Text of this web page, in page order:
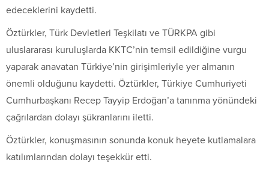
edeceklerini kaydetti.
Öztürkler, Türk Devletleri Teşkilatı ve TÜRKPA gibi
uluslararası kuruluşlarda KKTC’nin temsil edildiğine vurgu
yaparak anavatan Türkiye’nin girişimleriyle yer almanın
önemli olduğunu kaydetti. Öztürkler, Türkiye Cumhuriyeti
Cumhurbaşkanı Recep Tayyip Erdoğan’a tanınma yönündeki
çağrılardan dolayı şükranlarını iletti.
Öztürkler, konuşmasının sonunda konuk heyete kutlamalara
katılımlarından dolayı teşekkür etti.